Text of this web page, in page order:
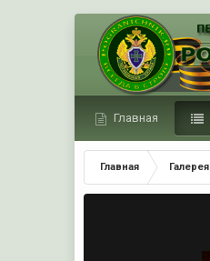
Главная
Главная Галерея